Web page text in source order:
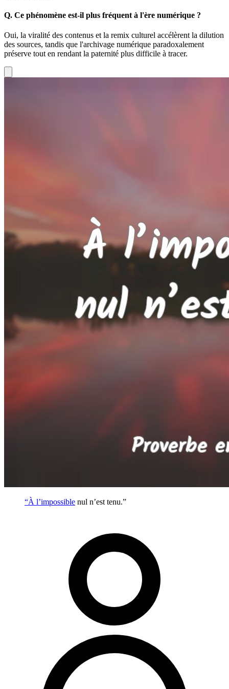
Q. Ce phénomène est-il plus fréquent à l'ère numérique ?
Oui, la viralité des contenus et la remix culturel accélèrent la dilution
des sources, tandis que l'archivage numérique paradoxalement
préserve tout en rendant la paternité plus difficile à tracer.
“À l’impossible nul n’est tenu.”